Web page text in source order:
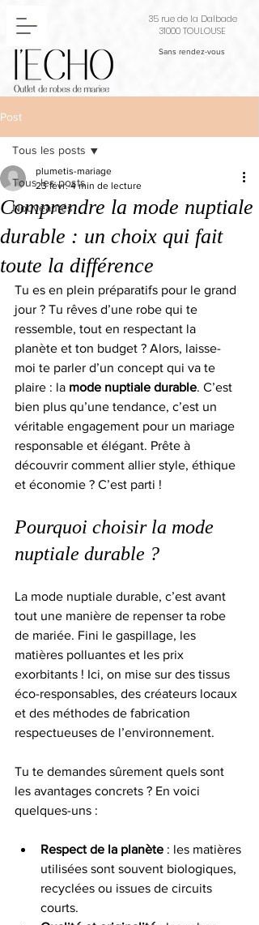
35 rue de la Dalbade
31000 TOULOUSE
Sans rendez-vous
Post
Tous les posts
Nouveautés
Tous les posts
Comprendre la mode nuptiale
durable : un choix qui fait
toute la différence
plumetis-mariage
23 févr. 4 min de lecture
Tu es en plein préparatifs pour le grand
jour ? Tu rêves d’une robe qui te
ressemble, tout en respectant la
planète et ton budget ? Alors, laisse-
moi te parler d’un concept qui va te
plaire : la mode nuptiale durable. C’est
bien plus qu’une tendance, c’est un
véritable engagement pour un mariage
responsable et élégant. Prête à
découvrir comment allier style, éthique
et économie ? C’est parti !
Pourquoi choisir la mode
nuptiale durable ?
La mode nuptiale durable, c’est avant
tout une manière de repenser ta robe
de mariée. Fini le gaspillage, les
matières polluantes et les prix
exorbitants ! Ici, on mise sur des tissus
éco-responsables, des créateurs locaux
et des méthodes de fabrication
respectueuses de l’environnement.
Tu te demandes sûrement quels sont
les avantages concrets ? En voici
quelques-uns :
Respect de la planète : les matières
utilisées sont souvent biologiques,
recyclées ou issues de circuits
courts.